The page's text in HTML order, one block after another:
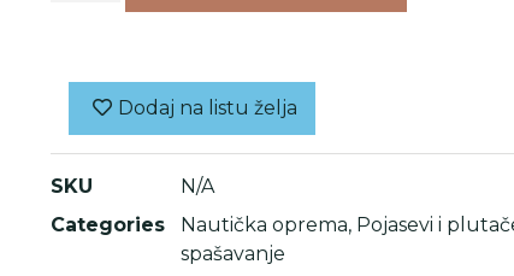
Dodaj na listu želja
SKU
N/A
Categories
Nautička oprema, Pojasevi i
spašavanje